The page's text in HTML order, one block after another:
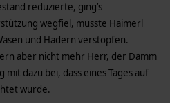
reduzierte, ging’s
wegfiel, musste Haimerl
und Hadern verstopfen.
aber nicht mehr Herr, der Damm
dazu bei, dass eines Tages auf
wurde.